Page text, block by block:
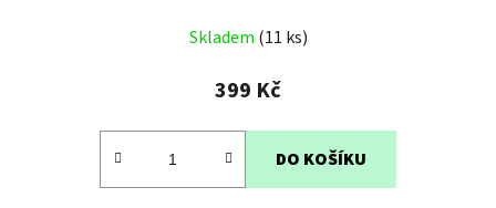
hodnocení
produktu
5,0
Skladem (11 ks)
399 Kč
DO KOŠÍKU